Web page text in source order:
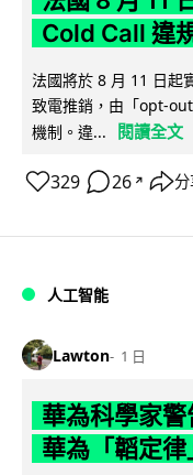
Cold Call 違
法國將於 8 月 11 日起
致電推銷，由「opt-
機制。違...
閱讀全文
329 26 ↗
人工智能
Lawton 1 日
華為科學家
華為「韜定